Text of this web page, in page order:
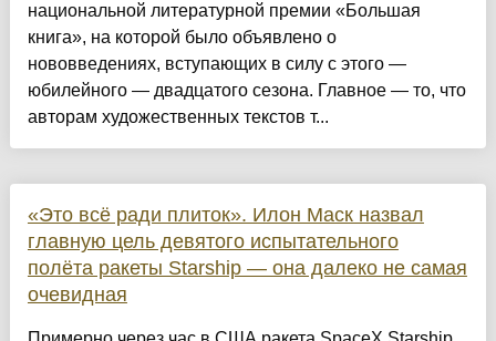
национальной литературной премии «Большая
книга», на которой было объявлено о
нововведениях, вступающих в силу с этого —
юбилейного — двадцатого сезона. Главное — то, что
авторам художественных текстов т...
«Это всё ради плиток». Илон Маск назвал
главную цель девятого испытательного
полёта ракеты Starship — она далеко не самая
очевидная